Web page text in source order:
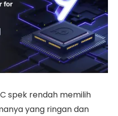
spek rendah memilih
yang ringan dan